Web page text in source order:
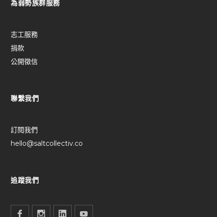
為弱勢族群服務
志工服務
捐款
公開徵信
聯繫我們
訂閱我們
hello@saltcollectiv.co
追蹤我們